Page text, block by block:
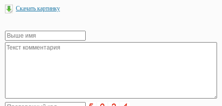
Скачать картинку